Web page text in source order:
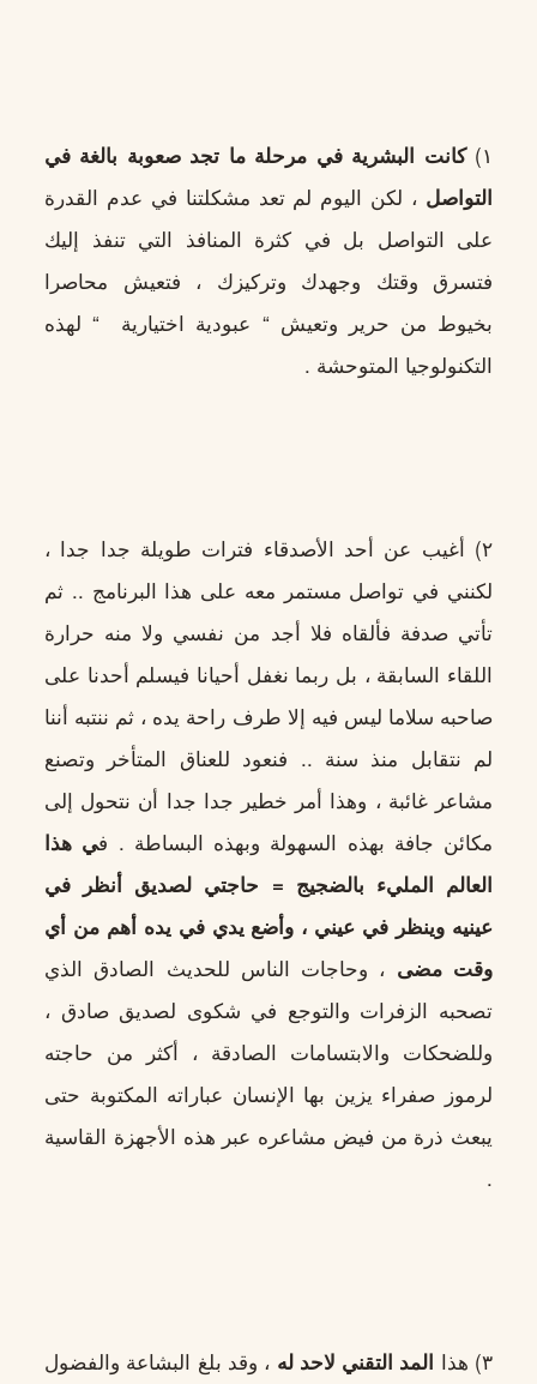
١)
كانت البشرية في مرحلة ما تجد صعوبة بالغة في
التواصل ، لكن اليوم لم تعد مشكلتنا في عدم القدرة
على التواصل بل في كثرة المنافذ التي تنفذ إليك
فتسرق وقتك وجهدك وتركيزك ، فتعيش محاصرا
بخيوط من حرير وتعيش “ عبودية اختيارية “ لهذه
التكنولوجيا المتوحشة .
٢) أغيب عن أحد الأصدقاء فترات طويلة جدا جدا ،
لكنني في تواصل مستمر معه على هذا البرنامج .. ثم
تأتي صدفة فألقاه فلا أجد من نفسي ولا منه حرارة
اللقاء السابقة ، بل ربما نغفل أحيانا فيسلم أحدنا على
صاحبه سلاما ليس فيه إلا طرف راحة يده ، ثم ننتبه أننا
لم نتقابل منذ سنة .. فنعود للعناق المتأخر وتصنع
مشاعر غائبة ، وهذا أمر خطير جدا جدا أن نتحول إلى
مكائن جافة بهذه السهولة وبهذه البساطة . في هذا
العالم المليء بالضجيج = حاجتي لصديق أنظر في
عينيه وينظر في عيني ، وأضع يدي في يده أهم من أي
وقت مضى ، وحاجات الناس للحديث الصادق الذي
تصحبه الزفرات والتوجع في شكوى لصديق صادق ،
وللضحكات والابتسامات الصادقة ، أكثر من حاجته
لرموز صفراء يزين بها الإنسان عباراته المكتوبة حتى
يبعث ذرة من فيض مشاعره عبر هذه الأجهزة القاسية
.
٣) هذا المد التقني لاحد له ، وقد بلغ البشاعة والفضول